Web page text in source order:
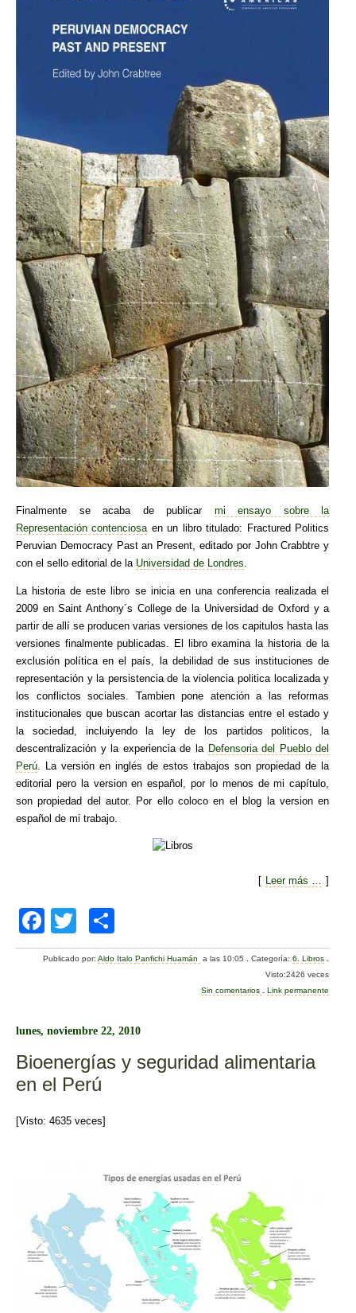
Finalmente se acaba de publicar mi ensayo sobre la
Representación contenciosa en un libro titulado: Fractured Politics
Peruvian Democracy Past an Present, editado por John Crabbtre y
con el sello editorial de la Universidad de Londres
La historia de este libro se inicia en una conferencia realizada el
2009 en Saint Anthony´s College de la Universidad de Oxford y a
partir de allí se producen varias versiones de los capitulos hasta las
versiones finalmente publicadas. El libro examina la historia de la
exclusión política en el país, la debilidad de sus instituciones de
representación y la persistencia de la violencia politica localizada y
los conflictos sociales. Tambien pone atención a las reformas
institucionales que buscan acortar las distancias entre el estado y
la sociedad, incluiyendo la ley de los partidos politicos, la
descentralización y la experiencia de la Defensoria del Pueblo del
Perú . La versión en inglés de estos trabajos son propiedad de la
editorial pero la version en español, por lo menos de mi capítulo,
son propiedad del autor. Por ello coloco en el blog la version en
español de mi trabajo.
[ Leer más … ]
F
a
b
o
k
wi
tt
o
m
ar
Publicado por:Aldo Italo Panfichi Huamán a las 10:05 .Categoría:6. Libros
Visto:2426 veces
Sin comentarios
Link permanente
lunes, noviembre 22, 2010
Bioenergías y seguridad alimentaria
en el Perú
[Visto: 4635 veces]